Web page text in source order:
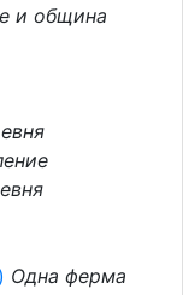
и община
Одна ферма